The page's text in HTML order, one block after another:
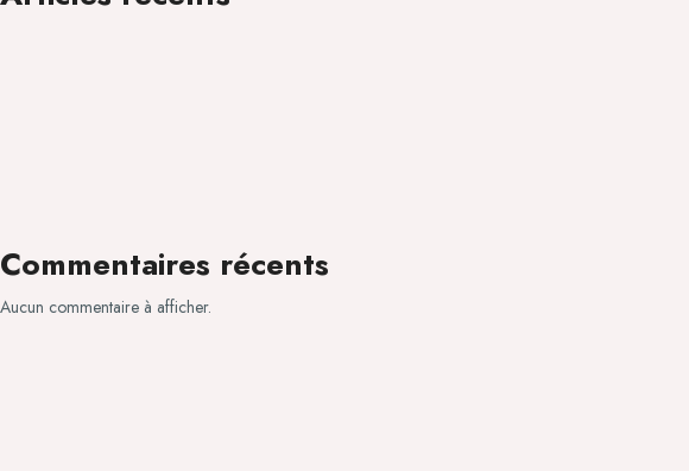
Commentaires récents
Aucun commentaire à afficher.